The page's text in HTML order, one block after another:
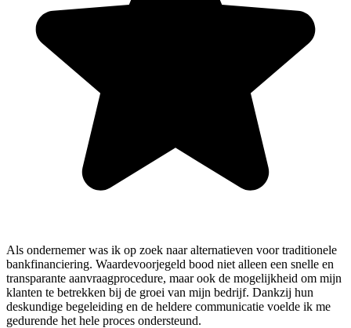
Als ondernemer was ik op zoek naar alternatieven voor traditionele
bankfinanciering. Waardevoorjegeld bood niet alleen een snelle en
transparante aanvraagprocedure, maar ook de mogelijkheid om mijn
klanten te betrekken bij de groei van mijn bedrijf. Dankzij hun
deskundige begeleiding en de heldere communicatie voelde ik me
gedurende het hele proces ondersteund.